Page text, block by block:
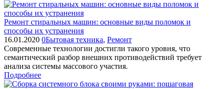
Ремонт стиральных машин: основные виды поломок и
способы их устранения
16.01.2020 0Бытовая техника, Ремонт
Современные технологии достигли такого уровня, что
семантический разбор внешних противодействий требует
анализа системы массового участия.
Подробнее